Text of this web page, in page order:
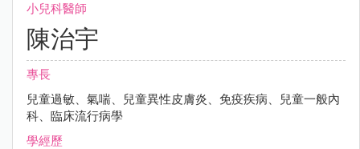
小兒科醫師
陳治宇
專長
兒童過敏、氣喘、兒童異性皮膚炎、免疫疾病、兒童一般內
科、臨床流行病學
學經歷